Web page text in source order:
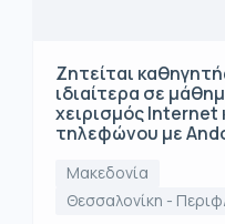
Ζητείται
ιδιαίτερα σε
χειρισμός Internet
τηλεφώνου με
Μακεδονία
Θεσσαλονίκη -